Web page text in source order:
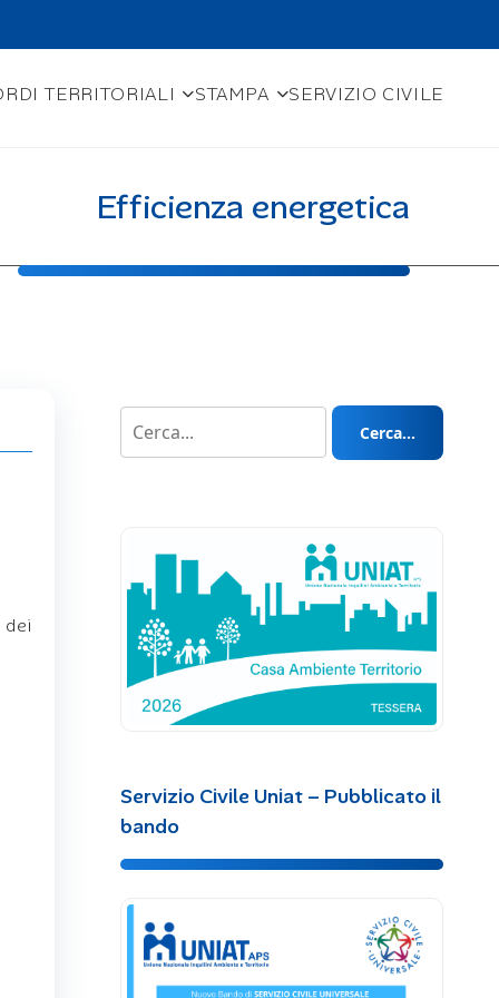
TERRITORIALI STAMPA SERVIZIO CIVILE
Efficienza energetica
dei
Cerca...
Servizio Civile Uniat – Pubblicato il
bando